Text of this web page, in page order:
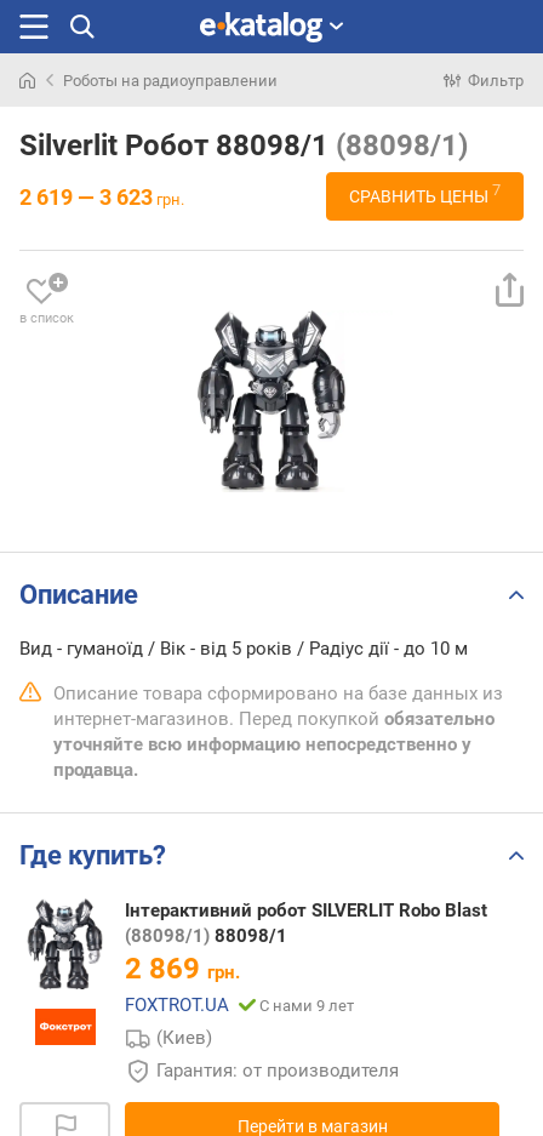
раньше
Роботы на радиоуправлении Фильтр
Silverlit Робот 88098/1 (88098/1)
2 619 — 3 623 грн. СРАВНИТЬ ЦЕНЫ 7
в список
Описание
Вид - гуманоїд / Вік - від 5 років / Радіус дії - до 10 м
Описание товара сформировано на базе данных из
интернет-магазинов. Перед покупкой обязательно
уточняйте всю информацию непосредственно у
продавца.
Где купить?
Інтерактивний робот SILVERLIT Robo Blast
(88098/1) 88098/1
2 869 грн.
FOXTROT.UA
С нами 9 лет
(Киев)
Гарантия: от производителя
Перейти в магазин